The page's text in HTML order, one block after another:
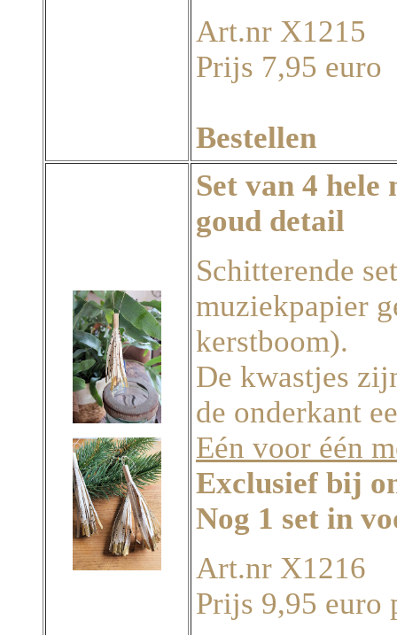
Art.nr X1215
Prijs 7,95 euro
Bestellen
Set van 4 hele
goud detail
Schitterende
muziekpapier
kerstboom).
De kwastjes
de onderkant
Eén voor één
Exclusief bij
Nog 1 set in
Art.nr X1216
Prijs 9,95 euro